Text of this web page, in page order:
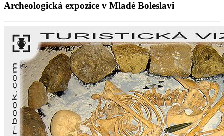
Archeologická expozice v Mladé Boleslavi